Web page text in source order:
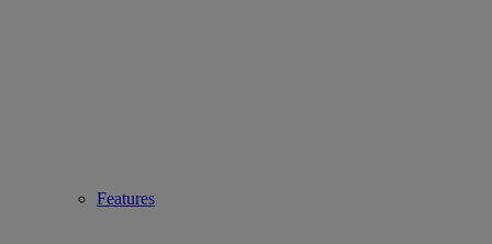
Features